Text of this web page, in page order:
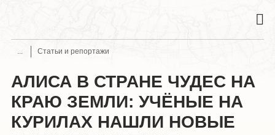
Статьи и репортажи
АЛИСА В СТРАНЕ ЧУДЕС НА
КРАЮ ЗЕМЛИ: УЧЁНЫЕ НА
КУРИЛАХ НАШЛИ НОВЫЕ